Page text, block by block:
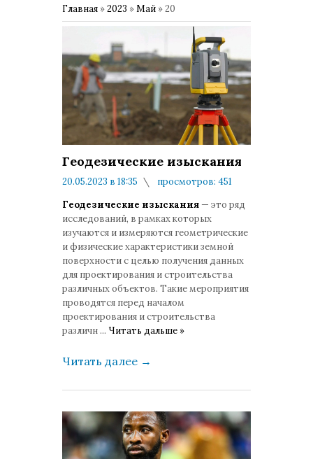
Главная »2023 »Май »20
Геодезические изыскания
20.05.2023 в 18:35
просмотров: 451
Геодезические изыскания — это ряд
исследований, в рамках которых
изучаются и измеряются геометрические
и физические характеристики земной
поверхности с целью получения данных
для проектирования и строительства
различных объектов. Такие мероприятия
проводятся перед началом
проектирования и строительства
различн ... Читать дальше »
Читать далее →